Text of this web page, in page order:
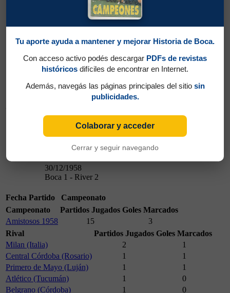
Talleres (Cba) 1 - Boca 1
Boca 1 - River 2
30/12/1958
Boca 1 - River 2
Fecha Partido
Campeonato
Campeonato
Partidos Jugados Goles Marcados
Amistosos 1958
15
3
Rival
Partidos Jugados Goles Marcados
Milan (Italia)
2
1
Central Córdoba (Rosario)
1
1
Primero de Mayo (Luján)
1
1
Atlético (Tucumán)
1
0
Belgrano (Córdoba)
1 0
Tu aporte ayuda a mantener y mejorar Historia de Boca.
Con acceso activo podés descargar PDFs de revistas
históricos difíciles de encontrar en Internet.
Además, navegás las páginas principales del sitio sin
publicidades.
Colaborar y acceder
Cerrar y seguir navegando